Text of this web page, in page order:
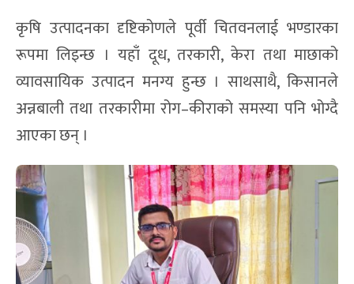
कृषि उत्पादनका दृष्टिकोणले पूर्वी चितवनलाई भण्डारका
रूपमा लिइन्छ । यहाँ दूध, तरकारी, केरा तथा माछाको
व्यावसायिक उत्पादन मनग्य हुन्छ । साथसाथै, किसानले
अन्नबाली तथा तरकारीमा रोग–कीराको समस्या पनि भोग्दै
आएका छन् ।